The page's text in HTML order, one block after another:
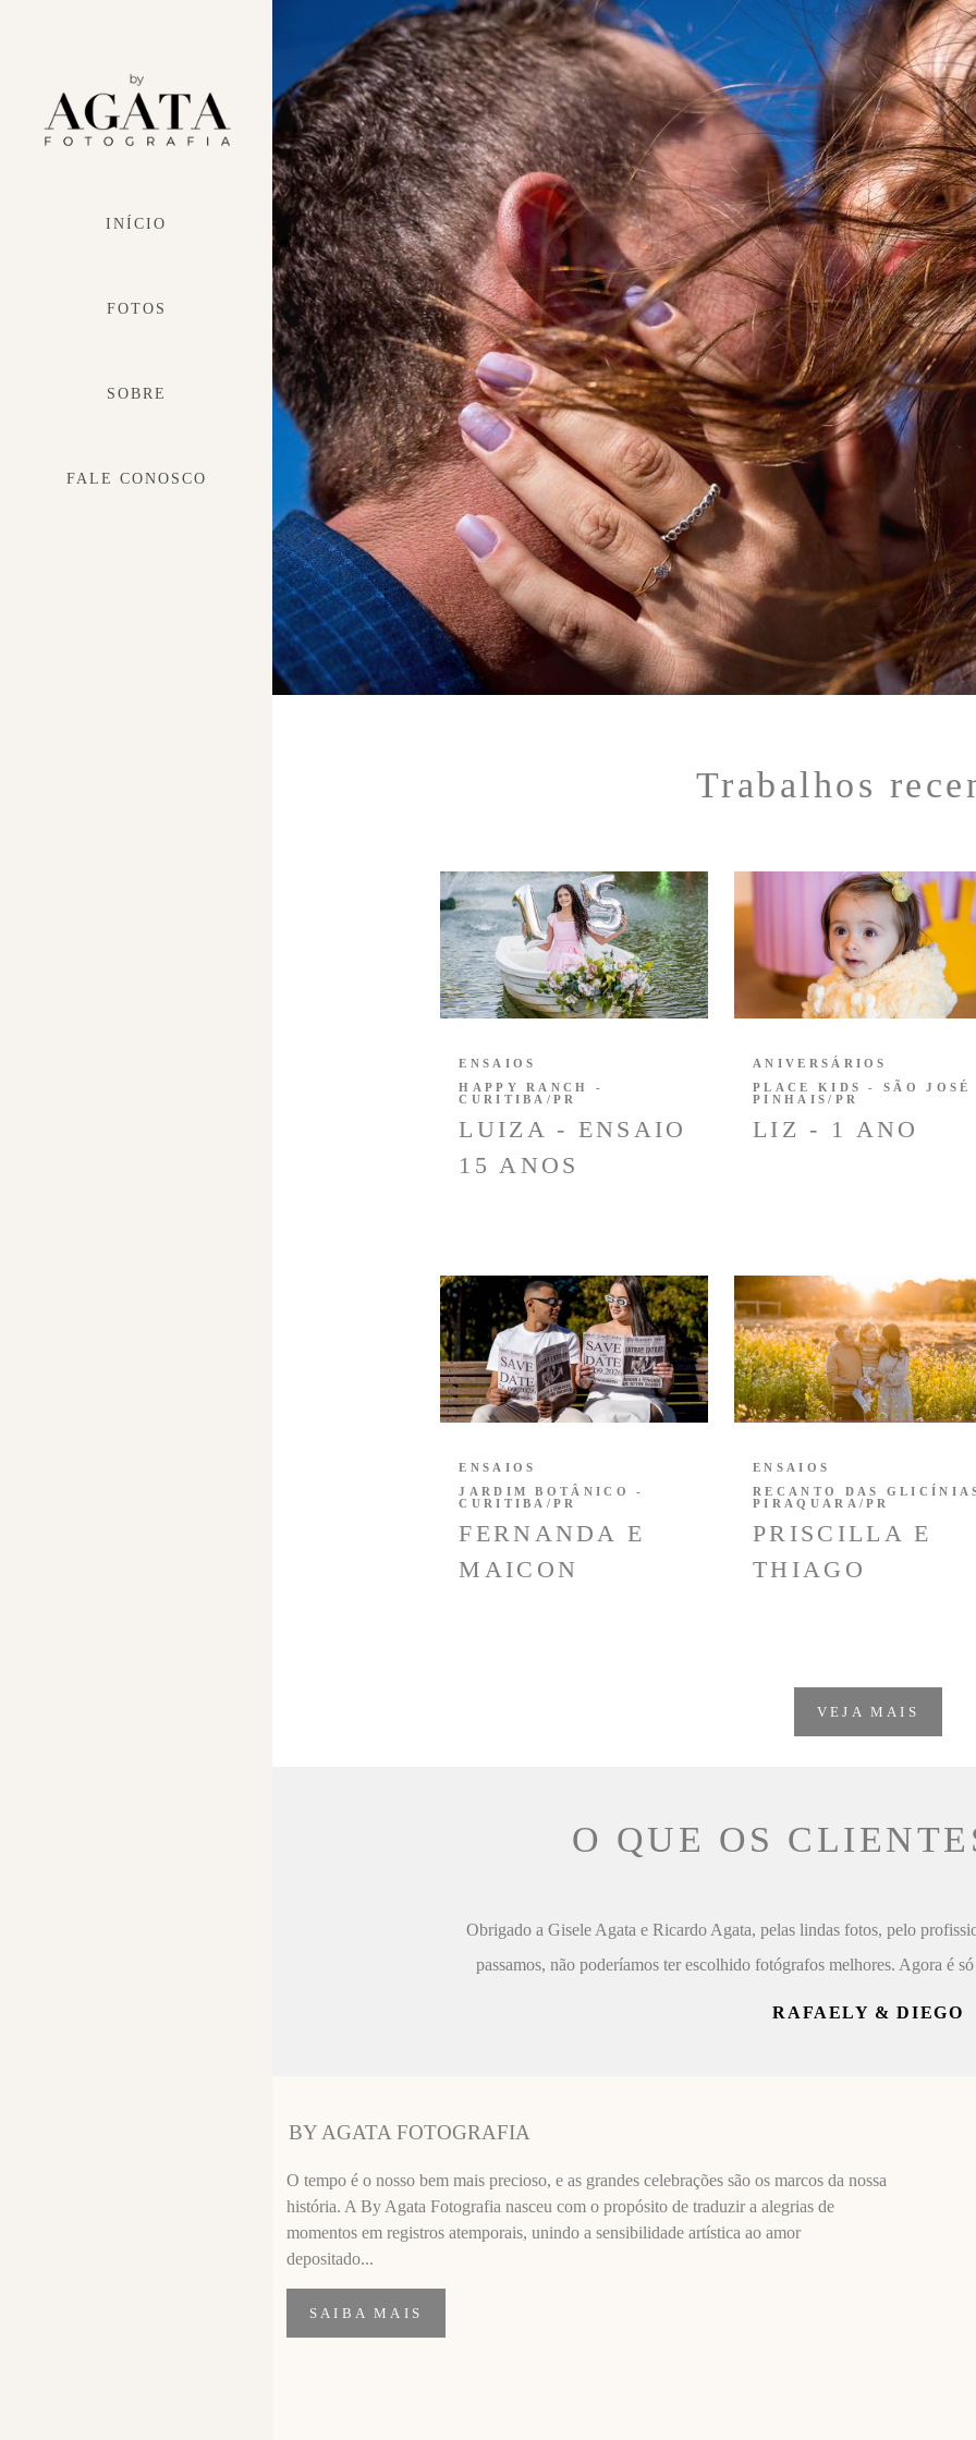
INÍCIO
FOTOS
SOBRE
FALE CONOSCO
Trabalhos
LUIZA - ENSAIO
15 ANOS
ENSAIOS
HAPPY RANCH -
CURITIBA/PR
LIZ - 1 ANO
ANIVERSÁRIOS
PLACE KIDS - SÃO JOSÉ
PINHAIS/PR
FERNANDA E
MAICON
ENSAIOS
JARDIM BOTÂNICO -
CURITIBA/PR
PRISCILLA E
THIAGO
ENSAIOS
RECANTO DAS
PIRAQUARA/PR
VEJA MAIS
O QUE OS
Obrigado a Gisele Agata e Ricardo Agata, pelas lindas fotos, pelo
passamos, não poderíamos ter escolhido fotógrafos melhores. Agora é
RAFAELY & DIEGO
BY AGATA FOTOGRAFIA
O tempo é o nosso bem mais precioso, e as grandes celebrações são os marcos da nossa
história. A By Agata Fotografia nasceu com o propósito de traduzir a alegrias de
momentos em registros atemporais, unindo a sensibilidade artística ao amor
depositado...
SAIBA MAIS